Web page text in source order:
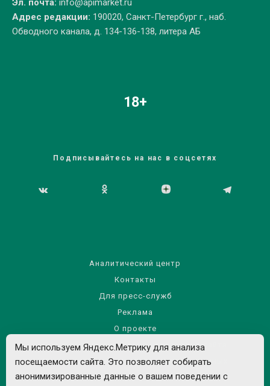
Эл. почта: info@apimarket.ru
Адрес редакции: 190020, Санкт-Петербург г., наб.
Обводного канала, д. 134-136-138, литера АБ
18+
Подписывайтесь на нас в соцсетях
Аналитический центр
Контакты
Для пресс-служб
Реклама
О проекте
Правила использования материалов сайта
Политика обработки персональных данных
Мы используем Яндекс.Метрику для анализа
посещаемости сайта. Это позволяет собирать
анонимизированные данные о вашем поведении с